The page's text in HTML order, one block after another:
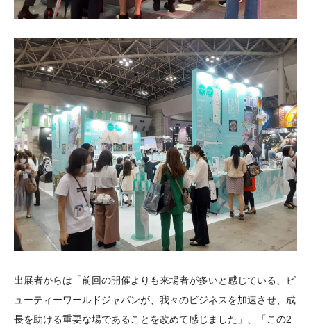
出展者からは「前回の開催よりも来場者が多いと感じている、ビ
ューティーワールドジャパンが、我々のビジネスを加速させ、成
長を助ける重要な場であることを改めて感じました」、「この2